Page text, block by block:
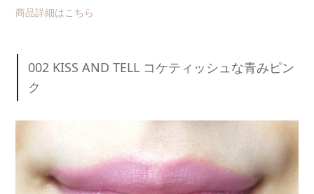
商品詳細はこちら
002 KISS AND TELL コケティッシュな青みピン
ク